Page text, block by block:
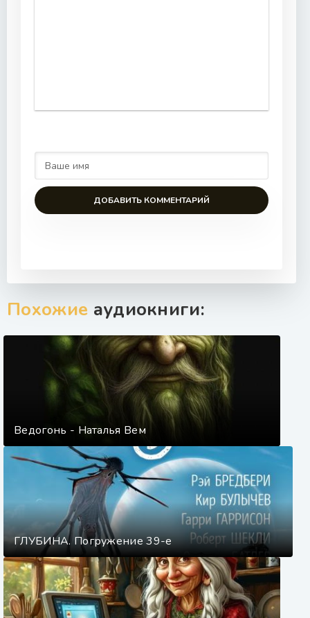
ДОБАВИТЬ КОММЕНТАРИЙ
Похожие аудиокниги:
Ведогонь - Наталья Вем
ГЛУБИНА. Погружение 39-е